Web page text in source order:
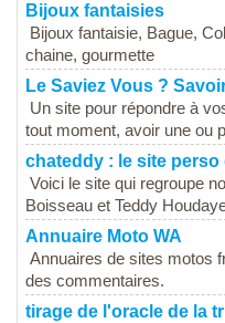
Bijoux fantaisies
Bijoux fantaisie, Bague,
chaine, gourmette
Le Saviez Vous ?
Un site pour répondre à
tout moment, avoir une ou
chateddy : le site
Voici le site qui regroupe
Boisseau et Teddy
Annuaire Moto WA
Annuaires de sites motos
des commentaires.
tirage de l'oracle de la